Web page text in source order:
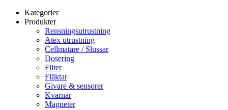
Kategorier
Produkter
Rensningsutrustning
Atex utrustning
Cellmatare / Slussar
Dosering
Filter
Fläktar
Givare & sensorer
Kvarnar
Magneter